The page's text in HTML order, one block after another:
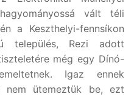
vált téli
a Keszthelyi-fennsíkon
település, Rezi adott
még egy Dínó-
Igaz ennek
nem ütemeztük be, ezt